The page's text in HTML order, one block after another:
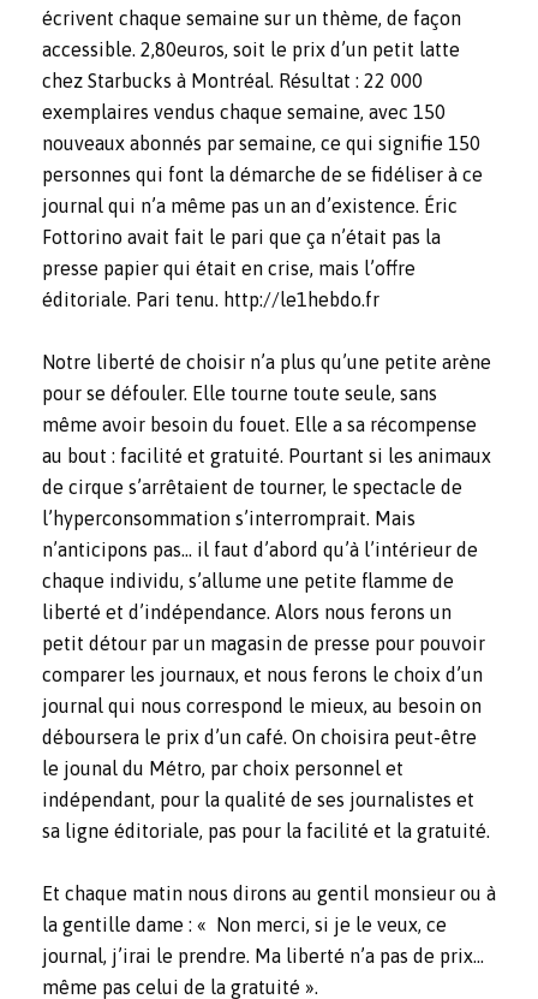
écrivent chaque semaine sur un thème, de façon
accessible. 2,80euros, soit le prix d’un petit latte
chez Starbucks à Montréal. Résultat : 22 000
exemplaires vendus chaque semaine, avec 150
nouveaux abonnés par semaine, ce qui signifie 150
personnes qui font la démarche de se fidéliser à ce
journal qui n’a même pas un an d’existence. Éric
Fottorino avait fait le pari que ça n’était pas la
presse papier qui était en crise, mais l’offre
éditoriale. Pari tenu. http://le1hebdo.fr
Notre liberté de choisir n’a plus qu’une petite arène
pour se défouler. Elle tourne toute seule, sans
même avoir besoin du fouet. Elle a sa récompense
au bout : facilité et gratuité. Pourtant si les animaux
de cirque s’arrêtaient de tourner, le spectacle de
l’hyperconsommation s’interromprait. Mais
n’anticipons pas… il faut d’abord qu’à l’intérieur de
chaque individu, s’allume une petite flamme de
liberté et d’indépendance. Alors nous ferons un
petit détour par un magasin de presse pour pouvoir
comparer les journaux, et nous ferons le choix d’un
journal qui nous correspond le mieux, au besoin on
déboursera le prix d’un café. On choisira peut-être
le jounal du Métro, par choix personnel et
indépendant, pour la qualité de ses journalistes et
sa ligne éditoriale, pas pour la facilité et la gratuité.
Et chaque matin nous dirons au gentil monsieur ou à
la gentille dame : « Non merci, si je le veux, ce
journal, j’irai le prendre. Ma liberté n’a pas de prix…
même pas celui de la gratuité ».